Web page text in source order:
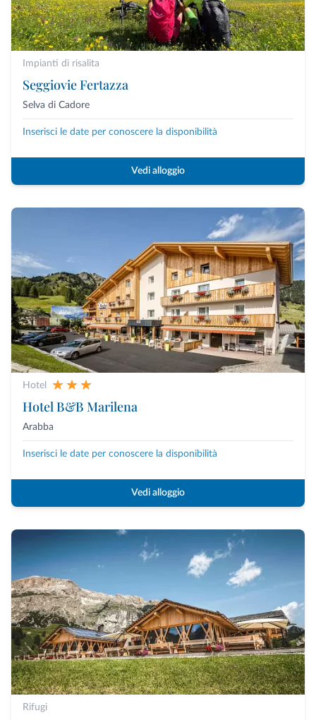
Impianti di risalita
Seggiovie Fertazza
Selva di Cadore
Inserisci le date per conoscere la disponibilità
Vedi alloggio
Hotel
Hotel B&B Marilena
Arabba
Inserisci le date per conoscere la disponibilità
Vedi alloggio
Rifugi